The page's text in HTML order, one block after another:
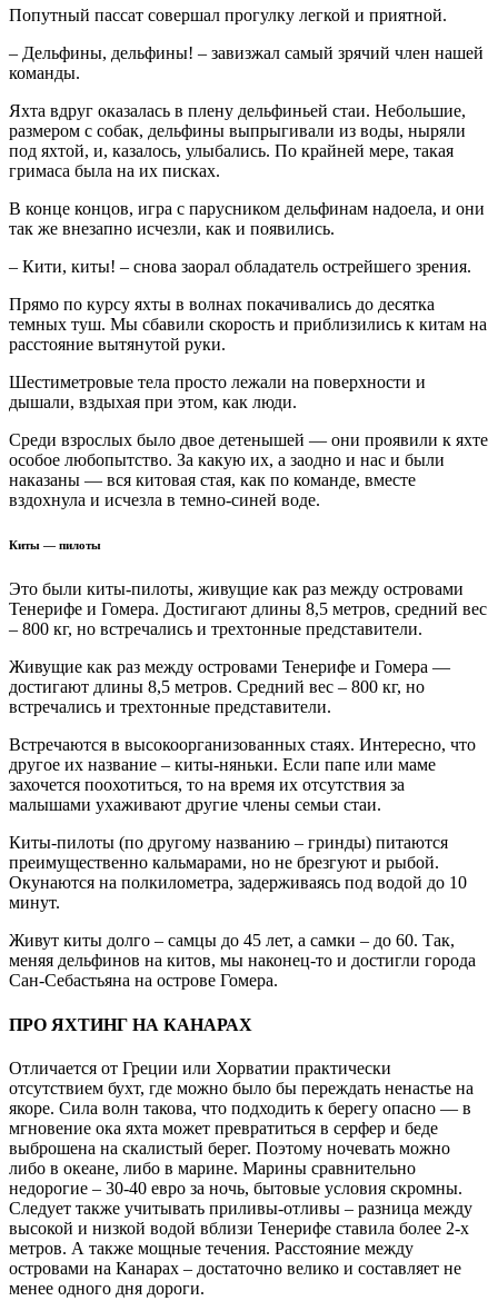
Попутный пассат совершал прогулку легкой и приятной.
– Дельфины, дельфины! – завизжал самый зрячий член нашей
команды.
Яхта вдруг оказалась в плену дельфиньей стаи. Небольшие,
размером с собак, дельфины выпрыгивали из воды, ныряли
под яхтой, и, казалось, улыбались. По крайней мере, такая
гримаса была на их писках.
В конце концов, игра с парусником дельфинам надоела, и они
так же внезапно исчезли, как и появились.
– Кити, киты! – снова заорал обладатель острейшего зрения.
Прямо по курсу яхты в волнах покачивались до десятка
темных туш. Мы сбавили скорость и приблизились к китам на
расстояние вытянутой руки.
Шестиметровые тела просто лежали на поверхности и
дышали, вздыхая при этом, как люди.
Среди взрослых было двое детенышей — они проявили к яхте
особое любопытство. За какую их, а заодно и нас и были
наказаны — вся китовая стая, как по команде, вместе
вздохнула и исчезла в темно-синей воде.
Киты — пилоты
Это были киты-пилоты, живущие как раз между островами
Тенерифе и Гомера. Достигают длины 8,5 метров, средний вес
– 800 кг, но встречались и трехтонные представители.
Живущие как раз между островами Тенерифе и Гомера —
достигают длины 8,5 метров. Средний вес – 800 кг, но
встречались и трехтонные представители.
Встречаются в высокоорганизованных стаях. Интересно, что
другое их название – киты-няньки. Если папе или маме
захочется поохотиться, то на время их отсутствия за
малышами ухаживают другие члены семьи стаи.
Киты-пилоты (по другому названию – гринды) питаются
преимущественно кальмарами, но не брезгуют и рыбой.
Окунаются на полкилометра, задерживаясь под водой до 10
минут.
Живут киты долго – самцы до 45 лет, а самки – до 60. Так,
меняя дельфинов на китов, мы наконец-то и достигли города
Сан-Себастьяна на острове Гомера.
ПРО ЯХТИНГ НА КАНАРАХ
Отличается от Греции или Хорватии практически
отсутствием бухт, где можно было бы переждать ненастье на
якоре. Сила волн такова, что подходить к берегу опасно — в
мгновение ока яхта может превратиться в серфер и беде
выброшена на скалистый берег. Поэтому ночевать можно
либо в океане, либо в марине. Марины сравнительно
недорогие – 30-40 евро за ночь, бытовые условия скромны.
Следует также учитывать приливы-отливы – разница между
высокой и низкой водой вблизи Тенерифе ставила более 2-х
метров. А также мощные течения. Расстояние между
островами на Канарах – достаточно велико и составляет не
менее одного дня дороги.